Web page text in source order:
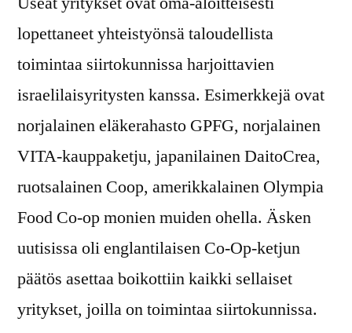
lopettaneet yhteistyönsä taloudellista
toimintaa siirtokunnissa harjoittavien
israelilaisyritysten kanssa. Esimerkkejä ovat
norjalainen eläkerahasto GPFG, norjalainen
VITA-kauppaketju, japanilainen DaitoCrea,
ruotsalainen Coop, amerikkalainen Olympia
Food Co-op monien muiden ohella. Äsken
uutisissa oli englantilaisen Co-Op-ketjun
päätös asettaa boikottiin kaikki sellaiset
yritykset, joilla on toimintaa siirtokunnissa.